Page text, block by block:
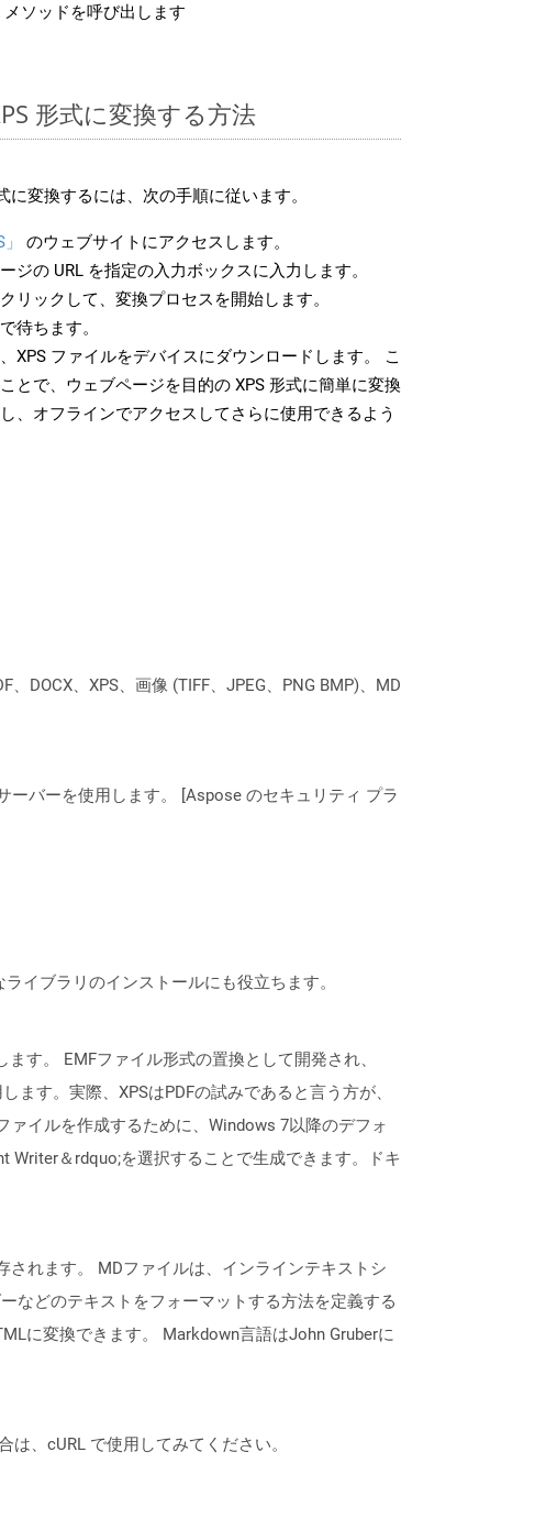
メソッドを呼び出します
形式に変換する方法
に変換するには、次の手順に従います。
のウェブサイトにアクセスします。
ジの URL を指定の入力ボックスに入力します。
リックして、変換プロセスを開始します。
待ちます。
XPS ファイルをデバイスにダウンロードします。 こ
とで、ウェブページを目的の XPS 形式に簡単に変換
、オフラインでアクセスしてさらに使用できるよう
DOCX、XPS、画像 (TIFF、JPEG、PNG BMP)、MD
ーバーを使用します。 [Aspose のセキュリティ プラ
イブラリのインストールにも役立ちます。
す。 EMFファイル形式の置換として開発され、
す。実際、XPSはPDFの試みであると言う方が、
イルを作成するために、Windows 7以降のデフォ
Writer＆rdquo;を選択することで生成できます。ドキ
れます。 MDファイルは、インラインテキストシ
などのテキストをフォーマットする方法を定義する
に変換できます。 Markdown言語はJohn Gruberに
、cURL で使用してみてください。